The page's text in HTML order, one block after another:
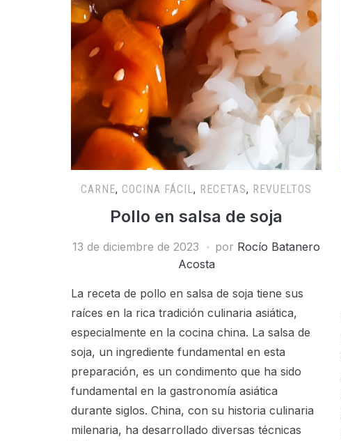
CARNE, COCINA FÁCIL , RECETAS, REVUELTOS
Pollo en salsa de soja
13 de diciembre de 2023 por Rocío Batanero
Acosta
La receta de pollo en salsa de soja tiene sus
raíces en la rica tradición culinaria asiática,
especialmente en la cocina china. La salsa de
soja, un ingrediente fundamental en esta
preparación, es un condimento que ha sido
fundamental en la gastronomía asiática
durante siglos. China, con su historia culinaria
milenaria, ha desarrollado diversas técnicas